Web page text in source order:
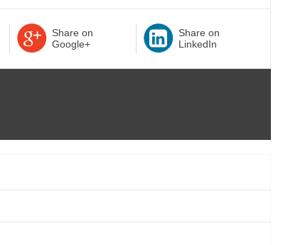
Share on
Google+
Share on
LinkedIn